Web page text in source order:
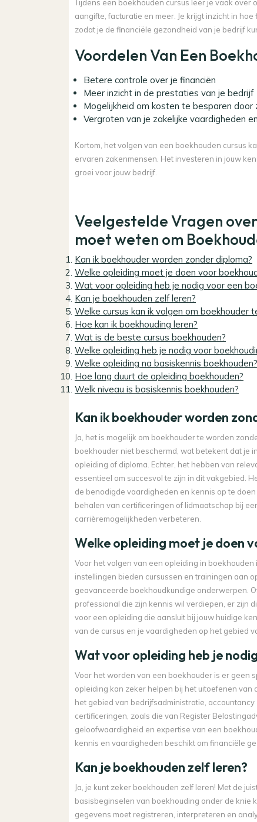
Tijdens een boekhouden cursus leer je vaak
aangifte, facturatie en meer. Je krijgt inzicht in
zodat je de financiële gezondheid van je bedrijf
Voordelen Van Een
Betere controle over je financiën
Meer inzicht in de prestaties van je bedrijf
Mogelijkheid om kosten te besparen door
Vergroten van je zakelijke vaardigheden
Kortom, het volgen van een boekhouden cursus
ervaren zakenmensen. Het investeren in jouw
groei voor jouw bedrijf.
Veelgestelde Vragen
moet weten om
Kan ik boekhouder worden zonder diploma?
Welke opleiding moet je doen voor
Wat voor opleiding heb je nodig voor een
Kan je boekhouden zelf leren?
Welke cursus kan ik volgen om boekhouder
Hoe kan ik boekhouding leren?
Wat is de beste cursus boekhouden?
Welke opleiding heb je nodig voor
Welke opleiding na basiskennis boekhouden?
Hoe lang duurt de opleiding boekhouden?
Welk niveau is basiskennis boekhouden?
Kan ik boekhouder worden
Ja, het is mogelijk om boekhouder te worden
boekhouder niet beschermd, wat betekent dat je
opleiding of diploma. Echter, het hebben van
essentieel om succesvol te zijn in dit vakgebied.
de benodigde vaardigheden en kennis op te
behalen van certificeringen of lidmaatschap bij
carrièremogelijkheden verbeteren.
Welke opleiding moet je doen
Voor het volgen van een opleiding in
instellingen bieden cursussen en trainingen aan
geavanceerde boekhoudkundige onderwerpen.
professional die zijn kennis wil verdiepen, er zijn
voor een opleiding die aansluit bij jouw huidige
van de cursus en je vaardigheden op het gebied
Wat voor opleiding heb je
Voor het worden van een boekhouder is er geen
opleiding kan zeker helpen bij het uitoefenen
het gebied van bedrijfsadministratie,
certificeringen, zoals die van Register
geloofwaardigheid en expertise van een
kennis en vaardigheden beschikt om financiële
Kan je boekhouden zelf leren?
Ja, je kunt zeker boekhouden zelf leren! Met de
basisbeginselen van boekhouding onder de knie
gegevens moet registreren, interpreteren en